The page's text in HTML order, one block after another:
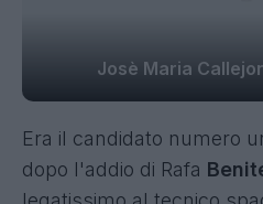
Josè Maria
Era il candidato numero
dopo l'addio di Rafa